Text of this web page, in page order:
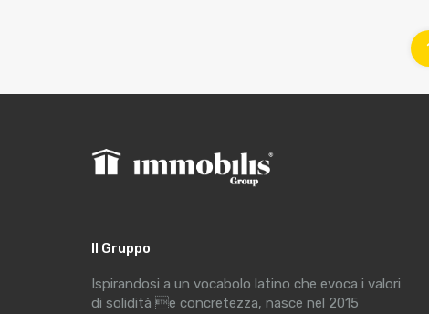
1
Il Gruppo
Ispirandosi a un vocabolo latino che evoca i valori
di solidità e concretezza, nasce nel 2015